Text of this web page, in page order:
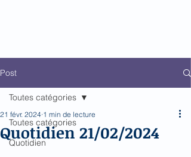
Post
Toutes catégories
Quotidien
Toutes catégories
Quotidien 21/02/2024
21 févr. 2024 1 min de lecture